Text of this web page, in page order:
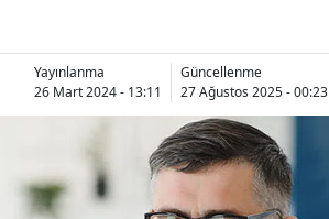
Yayınlanma
26 Mart 2024 - 13:11
Güncellenme
27 Ağustos 2025 - 00:23